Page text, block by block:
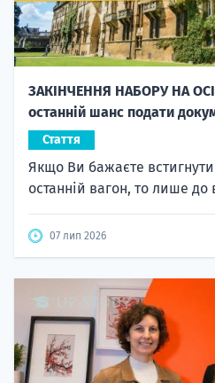
ЗАКІНЧЕННЯ НАБОРУ НА
останній шанс подати
Стаття
Якщо Ви бажаєте
останній вагон, то лише до
07 лип 2026